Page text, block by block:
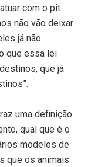
com o pit
não vão deixar
já não
que essa lei
que já
uma definição
qual que é o
modelos de
que os animais